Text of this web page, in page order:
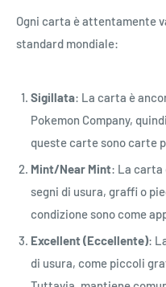
Ogni carta è attentamente
standard mondiale:
Sigillata: La carta è
Pokemon Company,
queste carte sono carte
Mint/Near Mint: La carta
segni di usura, graffi o
condizione sono come
Excellent (Eccellente):
di usura, come piccoli